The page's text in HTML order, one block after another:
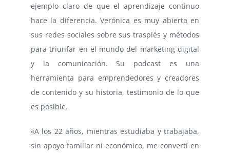
ejemplo claro de que el aprendizaje continuo
hace la diferencia. Verónica es muy abierta en
sus redes sociales sobre sus traspiés y métodos
para triunfar en el mundo del marketing digital
y la comunicación. Su podcast es una
herramienta para emprendedores y creadores
de contenido y su historia, testimonio de lo que
es posible.
«A los 22 años, mientras estudiaba y trabajaba,
sin apoyo familiar ni económico, me convertí en